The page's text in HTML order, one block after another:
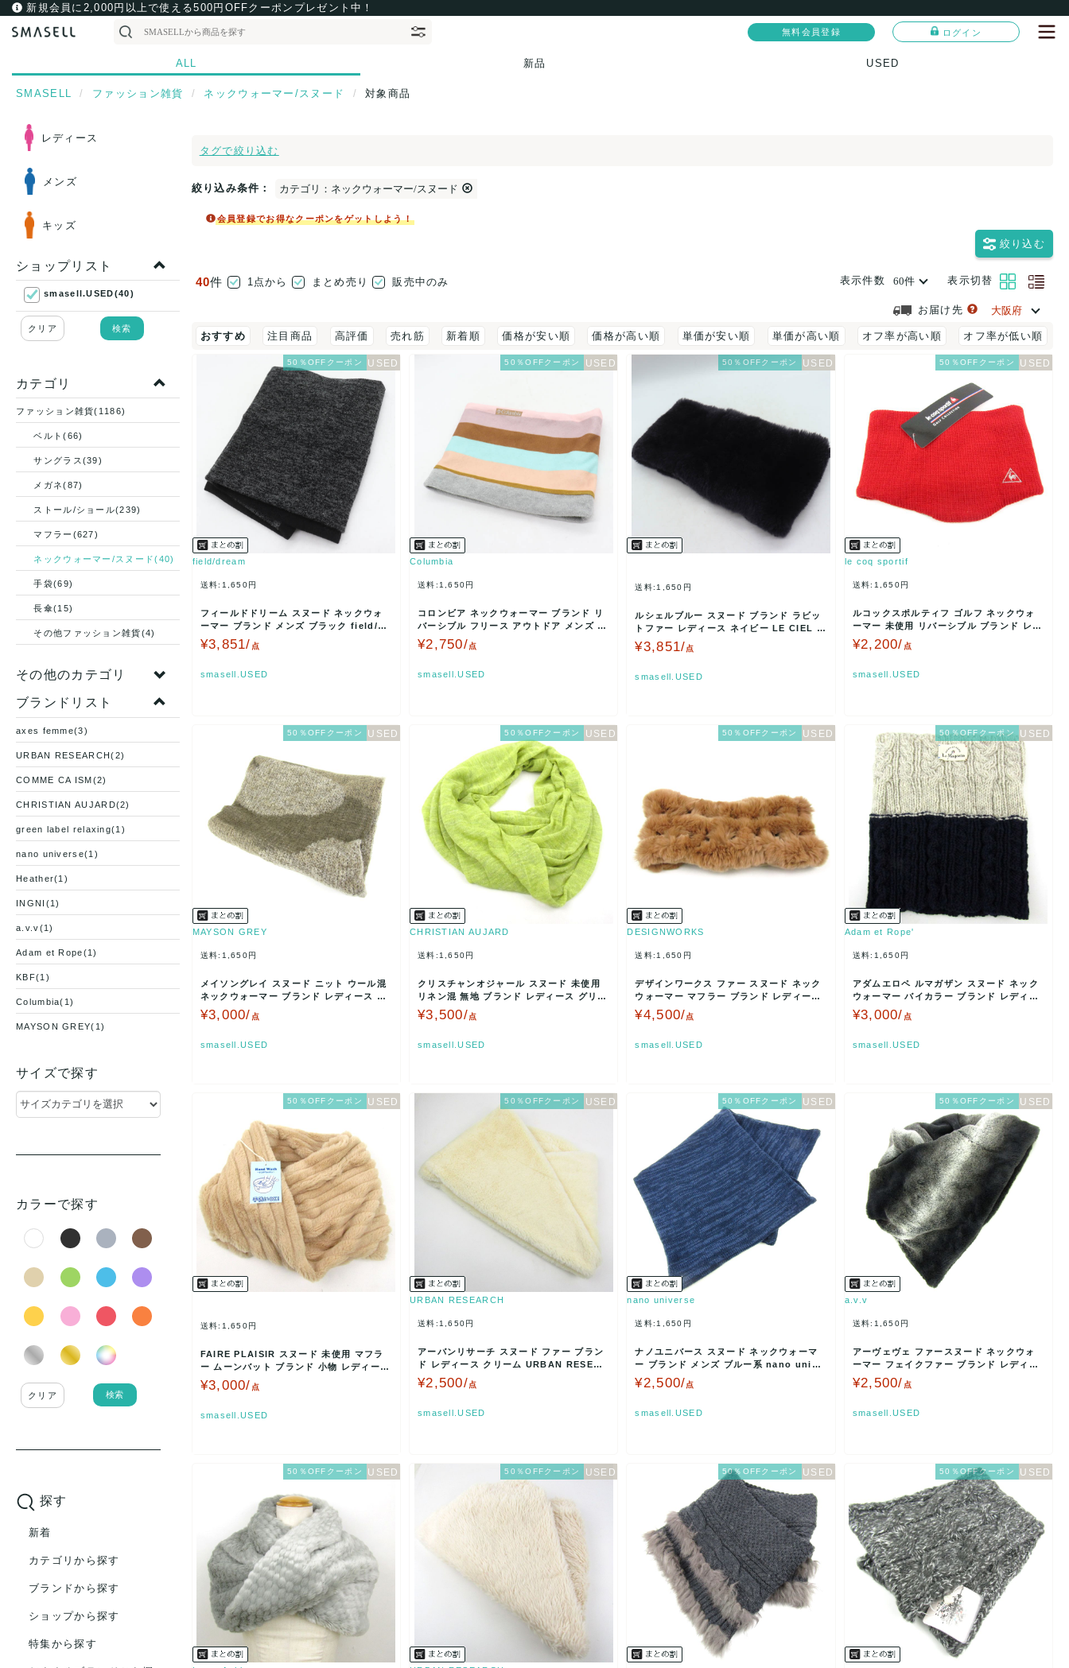
新規会員に2,000円以上で使える500円OFFクーポンプレゼント中！
無料会員登録 ログイン
ALL 新品 USED
SMASELL ファッション雑貨 ネックウォーマー/スヌード 対象商品
レディース
メンズ
キッズ
ショップリスト
smasell.USED(40)
クリア 検索
カテゴリ
ファッション雑貨(1186)
ベルト(66)
サングラス(39)
メガネ(87)
ストール/ショール(239)
マフラー(627)
ネックウォーマー/スヌード(40)
手袋(69)
長傘(15)
その他ファッション雑貨(4)
その他のカテゴリ
ブランドリスト
axes femme(3)
URBAN RESEARCH(2)
COMME CA ISM(2)
CHRISTIAN AUJARD(2)
green label relaxing(1)
nano universe(1)
Heather(1)
INGNI(1)
a.v.v(1)
Adam et Rope(1)
KBF(1)
Columbia(1)
MAYSON GREY(1)
Luis(1)
le coq sportif(1)
TREASURE TOPKAPI(1)
field/dream(1)
サイズで探す
カラーで探す
クリア 検索
探す
新着
カテゴリから探す
ブランドから探す
ショップから探す
特集から探す
タグで絞り込む
絞り込み条件： カテゴリ：ネックウォーマー/スヌード
会員登録でお得なクーポンをゲットしよう！
絞り込む
40件 1点から まとめ売り 販売中のみ 表示件数 表示切替
お届け先
おすすめ 注目商品 高評価 売れ筋 新着順 価格が安い順 価格が高い順 単価が安い順 単価が高い順 オフ率が高い順 オフ率が低い順
50％OFFクーポン
field/dream
送料:1,650円
フィールドドリーム スヌード ネックウォ
ーマー ブランド メンズ ブラック field/dr
eam …
¥3,851/ 点
smasell.USED
50％OFFクーポン
Columbia
送料:1,650円
コロンビア ネックウォーマー ブランド リ
バーシブル フリース アウトドア メンズ レ
ディース マル…
¥2,750/点
smasell.USED
50％OFFクーポン
送料:1,650円
ルシェルブルー スヌード ブランド ラビッ
トファー レディース ネイビー LE CIEL L
EU 【…
¥3,851/点
smasell.USED
50％OFFクーポン
le coq sportif
送料:1,650円
ルコックスポルティフ ゴルフ ネックウォ
ーマー 未使用 リバーシブル ブランド レデ
ィース メンズ …
¥2,200/ 点
smasell.USED
50％OFFクーポン
MAYSON GREY
送料:1,650円
メイソングレイ スヌード ニット ウール混
ネックウォーマー ブランド レディース ベ
ージュ MAY…
¥3,000/ 点
smasell.USED
50％OFFクーポン
CHRISTIAN AUJARD
送料:1,650円
クリスチャンオジャール スヌード 未使用
リネン混 無地 ブランド レディース グリー
ン CHRIS…
¥3,500/点
smasell.USED
50％OFFクーポン
DESIGNWORKS
送料:1,650円
デザインワークス ファー スヌード ネック
ウォーマー マフラー ブランド レディース
38サイズ ブ…
¥4,500/点
smasell.USED
50％OFFクーポン
Adam et Rope'
送料:1,650円
アダムエロペ ルマガザン スヌード ネック
ウォーマー バイカラー ブランド レディー
ス ネイビー A…
¥3,000/ 点
smasell.USED
50％OFFクーポン
送料:1,650円
FAIRE PLAISIR スヌード 未使用 マフラ
ー ムーンバット ブランド 小物 レディース
ベ…
¥3,000/ 点
smasell.USED
50％OFFクーポン
URBAN RESEARCH
送料:1,650円
アーバンリサーチ スヌード ファー ブラン
ド レディース クリーム URBAN RESEAR
CH 【…
¥2,500/点
smasell.USED
50％OFFクーポン
nano universe
送料:1,650円
ナノユニバース スヌード ネックウォーマ
ー ブランド メンズ ブルー系 nano unive
rse …
¥2,500/点
smasell.USED
50％OFFクーポン
a.v.v
送料:1,650円
アーヴェヴェ ファースヌード ネックウォ
ーマー フェイクファー ブランド レディー
ス ブラック オフ…
¥2,500/ 点
smasell.USED
50％OFFクーポン 50％OFFクーポン 50％OFFクーポン 50％OFFクーポン